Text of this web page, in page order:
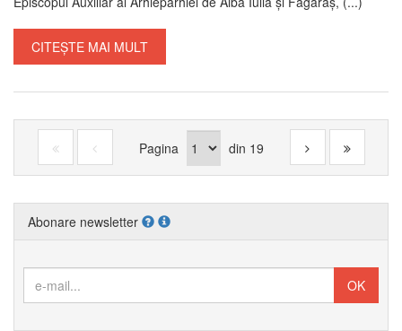
CITEȘTE MAI MULT
Pagina din 19
Abonare newsletter